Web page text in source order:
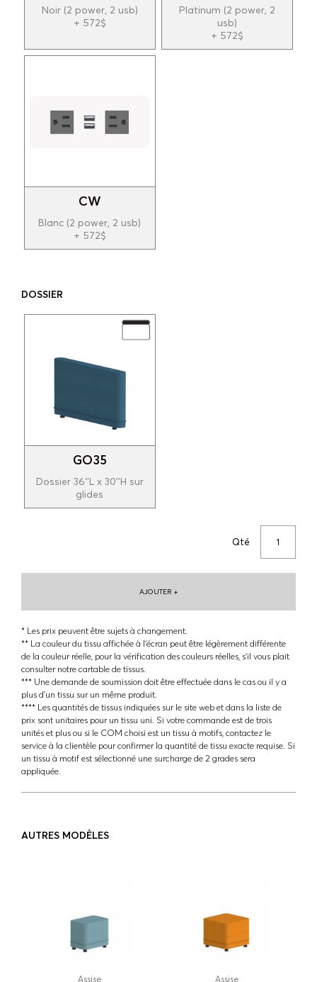
Noir (2 power, 2 usb)
+ 572$
Platinum (2 power, 2
usb)
+ 572$
CW
Blanc (2 power, 2 usb)
+ 572$
DOSSIER
GO35
Dossier 36''L x 30''H sur
glides
Qté
AJOUTER +
* Les prix peuvent être sujets à changement.
** La couleur du tissu affichée à l'écran peut être légèrement différente
de la couleur réelle, pour la vérification des couleurs réelles, s'il vous plait
consulter notre cartable de tissus.
*** Une demande de soumission doit être effectuée dans le cas ou il y a
plus d'un tissu sur un même produit.
**** Les quantités de tissus indiquées sur le site web et dans la liste de
prix sont unitaires pour un tissu uni. Si votre commande est de trois
unités et plus ou si le COM choisi est un tissu à motifs, contactez le
service à la clientèle pour confirmer la quantité de tissu exacte requise. Si
un tissu à motif est sélectionné une surcharge de 2 grades sera
appliquée.
AUTRES MODÈLES
Assise Assise